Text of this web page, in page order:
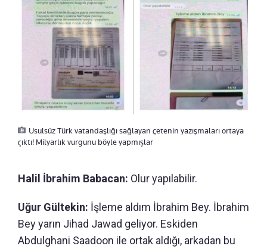
Usulsüz Türk vatandaşlığı sağlayan çetenin yazışmaları ortaya
çıktı! Milyarlık vurgunu böyle yapmışlar
Halil İbrahim Babacan: Olur yapılabilir.
Uğur Gültekin: İşleme aldım İbrahim Bey. İbrahim
Bey yarın Jihad Jawad geliyor. Eskiden
Abdulghani Saadoon ile ortak aldığı, arkadan bu